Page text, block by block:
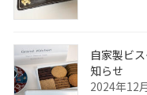
自家製ビ
知らせ
2024年12